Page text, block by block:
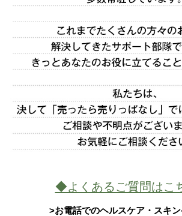
◆よくあるご質問はこ
>お電話でのヘルスケア・スキ